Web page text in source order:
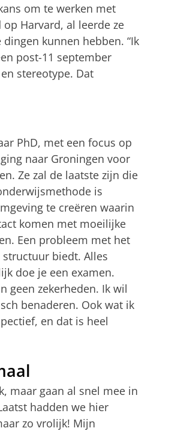
om te werken met
Harvard, al leerde ze
kunnen hebben. “Ik
post-11 september
stereotype. Dat
PhD, met een focus op
naar Groningen voor
Ze zal de laatste zijn die
is
te creëren waarin
komen met moeilijke
Een probleem met het
biedt. Alles
doe je een examen.
geen zekerheden. Ik wil
benaderen. Ook wat ik
en dat is heel
maar gaan al snel mee in
hadden we hier
zo vrolijk! Mijn